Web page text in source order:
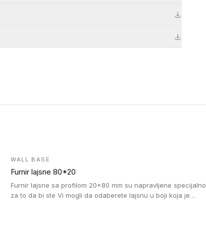
WALL BASE
Furnir lajsne 80*20
Furnir lajsne sa profilom 20x80 mm su napravljene specijalno
za to da bi ste Vi mogli da odaberete lajsnu u boji koja je